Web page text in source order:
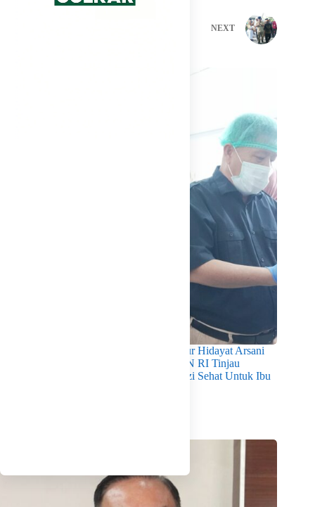
NEXT
Pastikan Kualitas Gizi Terpenuhi, Gubernur Hidayat Arsani
Dampingi Mendukbangga/Kepala BKKBN RI Tinjau
Layanan Program MBG 3B Wujudkan Gizi Sehat Untuk Ibu